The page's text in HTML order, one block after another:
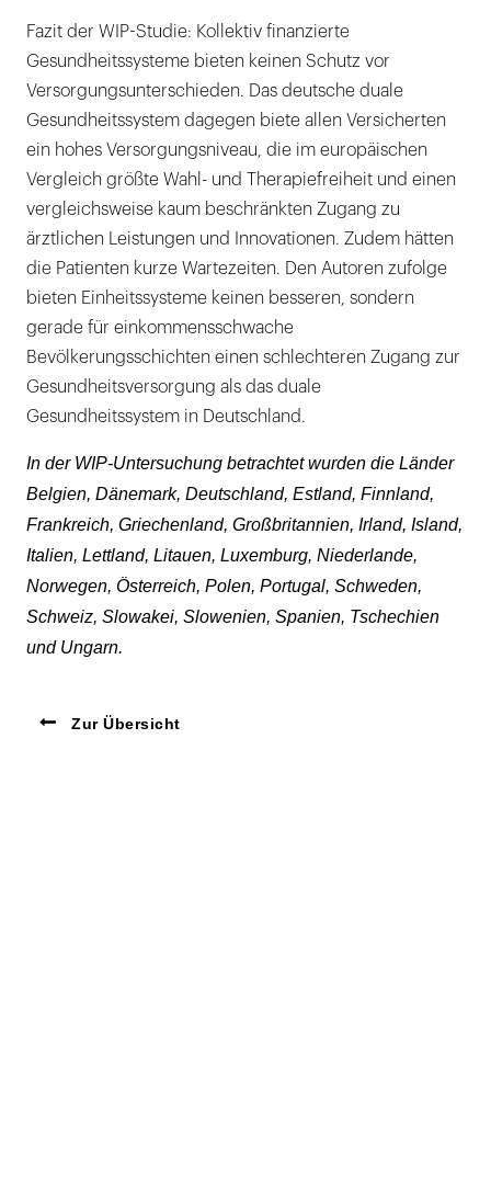
Fazit der WIP-Studie: Kollektiv finanzierte
Gesundheitssysteme bieten keinen Schutz vor
Versorgungsunterschieden. Das deutsche duale
Gesundheitssystem dagegen biete allen Versicherten
ein hohes Versorgungsniveau, die im europäischen
Vergleich größte Wahl- und Therapiefreiheit und einen
vergleichsweise kaum beschränkten Zugang zu
ärztlichen Leistungen und Innovationen. Zudem hätten
die Patienten kurze Wartezeiten. Den Autoren zufolge
bieten Einheitssysteme keinen besseren, sondern
gerade für einkommensschwache
Bevölkerungsschichten einen schlechteren Zugang zur
Gesundheitsversorgung als das duale
Gesundheitssystem in Deutschland.
In der WIP-Untersuchung betrachtet wurden die Länder
Belgien, Dänemark, Deutschland, Estland, Finnland,
Frankreich, Griechenland, Großbritannien, Irland, Island,
Italien, Lettland, Litauen, Luxemburg, Niederlande,
Norwegen, Österreich, Polen, Portugal, Schweden,
Schweiz, Slowakei, Slowenien, Spanien, Tschechien
und Ungarn.
Zur Übersicht